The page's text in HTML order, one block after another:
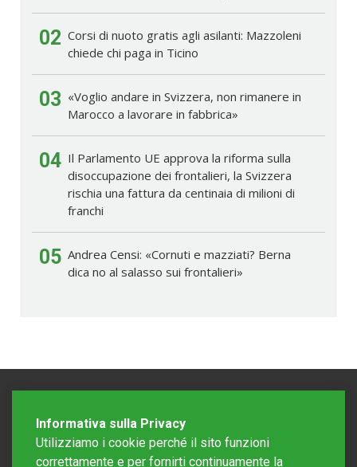
02 Corsi di nuoto gratis agli asilanti: Mazzoleni
chiede chi paga in Ticino
03 «Voglio andare in Svizzera, non rimanere in
Marocco a lavorare in fabbrica»
04 Il Parlamento UE approva la riforma sulla
disoccupazione dei frontalieri, la Svizzera
rischia una fattura da centinaia di milioni di
franchi
05 Andrea Censi: «Cornuti e mazziati? Berna
dica no al salasso sui frontalieri»
Informativa sulla Privacy
Utilizziamo i cookie perché il sito funzioni
correttamente e per fornirti continuamente la